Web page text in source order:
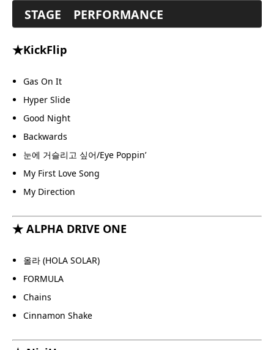
STAGE PERFORMANCE
★KickFlip
Gas On It
Hyper Slide
Good Night
Backwards
눈에 거슬리고 싶어/Eye Poppin’
My First Love Song
My Direction
★ ALPHA DRIVE ONE
올라 (HOLA SOLAR)
FORMULA
Chains
Cinnamon Shake